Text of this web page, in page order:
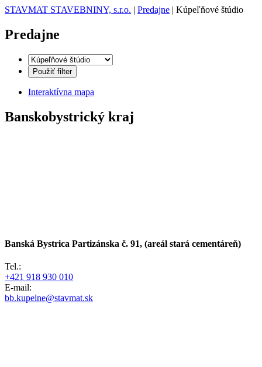
STAVMAT STAVEBNINY, s.r.o. | Predajne | Kúpeľňové štúdio
Predajne
Použiť filter
Interaktívna mapa
Banskobystrický kraj
Banská Bystrica Partizánska č. 91, (areál stará cementáreň)
Tel.:
+421 918 930 010
E-mail:
bb.kupelne@stavmat.sk